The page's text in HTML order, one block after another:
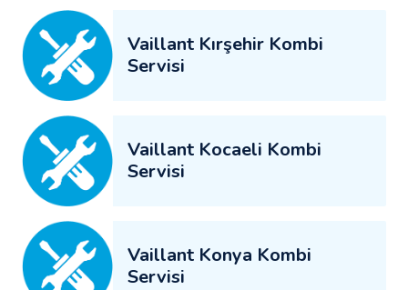
Vaillant Kırşehir Kombi
Servisi
Vaillant Kocaeli Kombi
Servisi
Vaillant Konya Kombi
Servisi